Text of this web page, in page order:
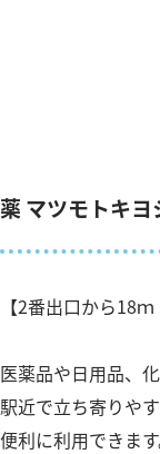
薬 マツモトキ
【2番出口から18
医薬品や日用品、
駅近で立ち寄りや
便利に利用できます